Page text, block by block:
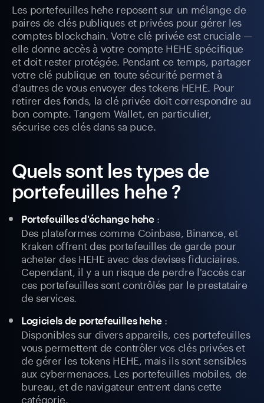
Les portefeuilles hehe reposent sur un mélange de
paires de clés publiques et privées pour gérer les
comptes blockchain. Votre clé privée est cruciale —
elle donne accès à votre compte HEHE spécifique
et doit rester protégée. Pendant ce temps, partager
votre clé publique en toute sécurité permet à
d'autres de vous envoyer des tokens HEHE. Pour
retirer des fonds, la clé privée doit correspondre au
bon compte. Tangem Wallet, en particulier,
sécurise ces clés dans sa puce.
Quels sont les types de
portefeuilles hehe ?
Portefeuilles d'échange hehe:
Des plateformes comme Coinbase, Binance, et
Kraken offrent des portefeuilles de garde pour
acheter des HEHE avec des devises fiduciaires.
Cependant, il y a un risque de perdre l'accès car
ces portefeuilles sont contrôlés par le prestataire
de services.
Logiciels de portefeuilles hehe:
Disponibles sur divers appareils, ces portefeuilles
vous permettent de contrôler vos clés privées et
de gérer les tokens HEHE, mais ils sont sensibles
aux cybermenaces. Les portefeuilles mobiles, de
bureau, et de navigateur entrent dans cette
catégorie.